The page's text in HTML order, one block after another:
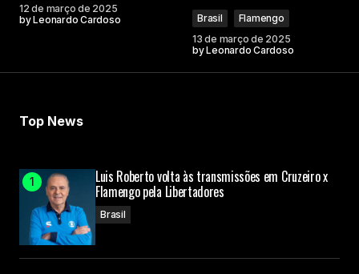
12 de março de 2025
byLeonardo Cardoso Brasil
Flamengo
13 de março de 2025
byLeonardo Cardoso
Top News
Luis Roberto volta às transmissões em Cruzeiro x
Flamengo pela Libertadores
Brasil